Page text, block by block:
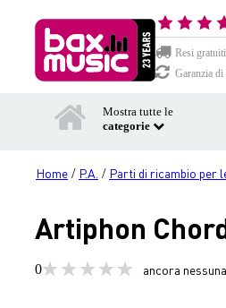
Resi gratuiti
Garanzia
Mostra tutte le
categorie
Home / P.A. / Parti di ricambio per
Artiphon
0 ancora